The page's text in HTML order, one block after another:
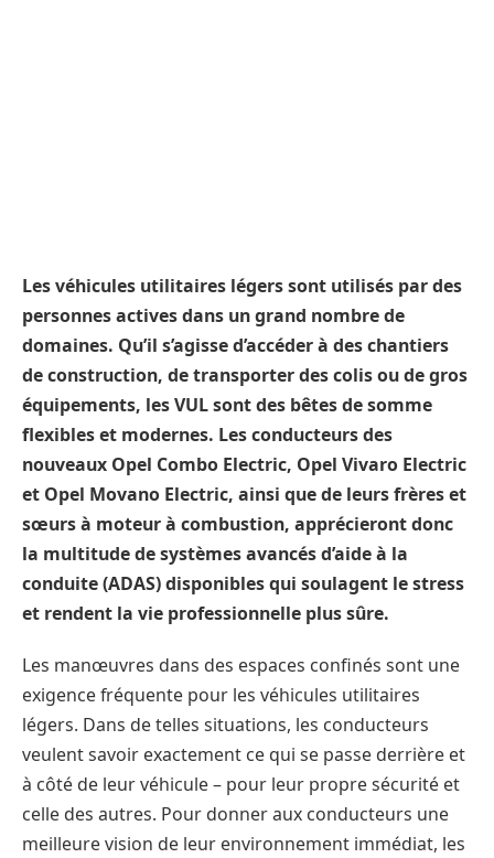
Les véhicules utilitaires légers sont utilisés par des
personnes actives dans un grand nombre de
domaines. Qu’il s’agisse d’accéder à des chantiers
de construction, de transporter des colis ou de gros
équipements, les VUL sont des bêtes de somme
flexibles et modernes. Les conducteurs des
nouveaux Opel Combo Electric, Opel Vivaro Electric
et Opel Movano Electric, ainsi que de leurs frères et
sœurs à moteur à combustion, apprécieront donc
la multitude de systèmes avancés d’aide à la
conduite (ADAS) disponibles qui soulagent le stress
et rendent la vie professionnelle plus sûre.
Les manœuvres dans des espaces confinés sont une
exigence fréquente pour les véhicules utilitaires
légers. Dans de telles situations, les conducteurs
veulent savoir exactement ce qui se passe derrière et
à côté de leur véhicule – pour leur propre sécurité et
celle des autres. Pour donner aux conducteurs une
meilleure vision de leur environnement immédiat, les